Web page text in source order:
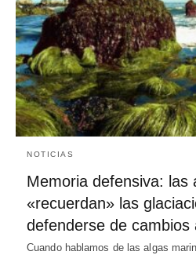
NOTICIAS
Memoria defensiva: las
«recuerdan» las
defenderse de cambios
Cuando hablamos de las algas